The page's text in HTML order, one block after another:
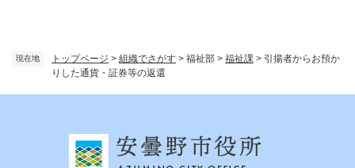
現在地 トップページ > 組織でさがす > 福祉部 > 福祉課 > 引揚者からお預か
りした通貨・証券等の返還